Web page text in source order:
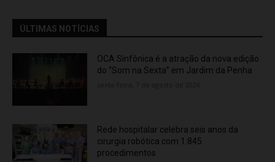
ÚLTIMAS NOTÍCIAS
OCA Sinfônica é a atração da nova edição
do “Som na Sexta” em Jardim da Penha
Rede hospitalar celebra seis anos da
cirurgia robótica com 1.845
procedimentos